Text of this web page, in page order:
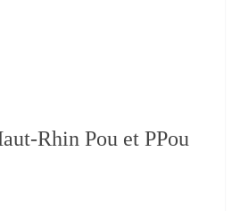
Rhin Pou et PPou